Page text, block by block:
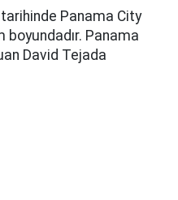
Panama City
Panama
David Tejada